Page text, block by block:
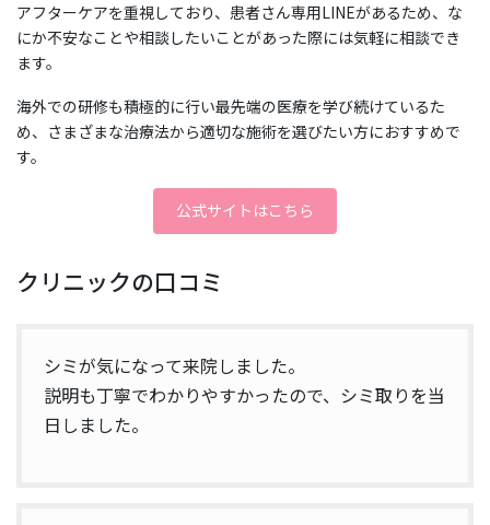
アフターケアを重視しており、患者さん専用LINEがあるため、な
にか不安なことや相談したいことがあった際には気軽に相談でき
ます。
海外での研修も積極的に行い最先端の医療を学び続けているた
め、さまざまな治療法から適切な施術を選びたい方におすすめで
す。
公式サイトはこちら
クリニックの口コミ
シミが気になって来院しました。
説明も丁寧でわかりやすかったので、シミ取りを当
日しました。